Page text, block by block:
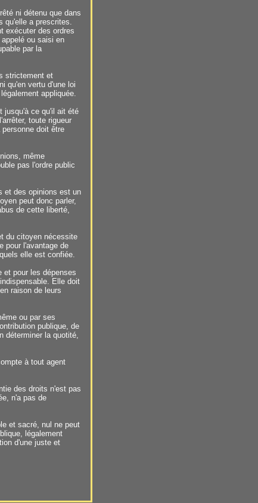
ni détenu que dans
qu'elle a prescrites.
exécuter des ordres
ou saisi en
par la
strictement et
qu'en vertu d'une loi
appliquée.
jusqu'à ce qu'il ait été
toute rigueur
doit être
même
pas l'ordre public
et des opinions est un
peut donc parler,
de cette liberté,
du citoyen nécessite
pour l'avantage de
elle est confiée.
et pour les dépenses
Elle doit
raison de leurs
ou par ses
publique, de
déterminer la quotité,
à tout agent
des droits n'est pas
n'a pas de
et sacré, nul ne peut
légalement
d'une juste et